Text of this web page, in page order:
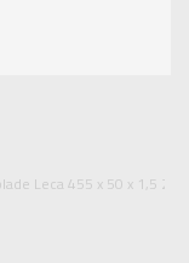
Leca 455 x 50 x 1,5 2